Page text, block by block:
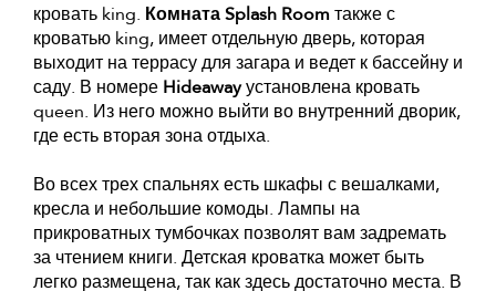
кровать king. Комната Splash Roomтакже с
кроватью king, имеет отдельную дверь, которая
выходит на террасу для загара и ведет к бассейну и
саду. В номере Hideawayустановлена кровать
queen. Из него можно выйти во внутренний дворик,
где есть вторая зона отдыха.
Во всех трех спальнях есть шкафы с вешалками,
кресла и небольшие комоды. Лампы на
прикроватных тумбочках позволят вам задремать
за чтением книги. Детская кроватка может быть
легко размещена, так как здесь достаточно места. В